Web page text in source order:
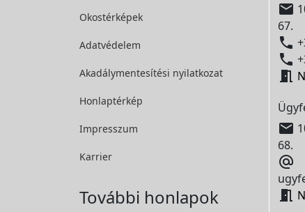
Okostérképek
Adatvédelem
Akadálymentesítési nyilatkozat
Honlaptérkép
Impresszum
Karrier
További honlapok

67.




68.

